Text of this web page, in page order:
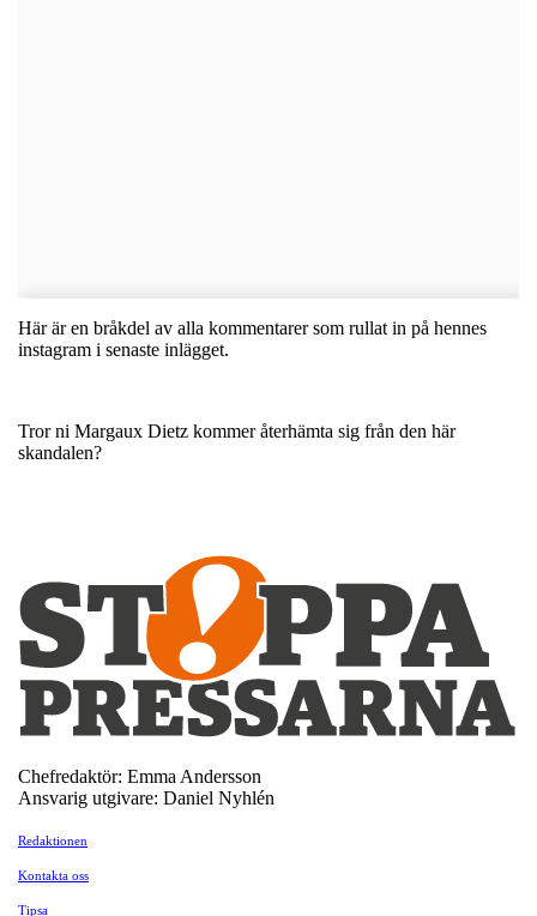
Här är en bråkdel av alla kommentarer som rullat in på hennes
instagram i senaste inlägget.
Tror ni Margaux Dietz kommer återhämta sig från den här
skandalen?
Chefredaktör: Emma Andersson
Ansvarig utgivare: Daniel Nyhlén
Redaktionen
Kontakta oss
Tipsa